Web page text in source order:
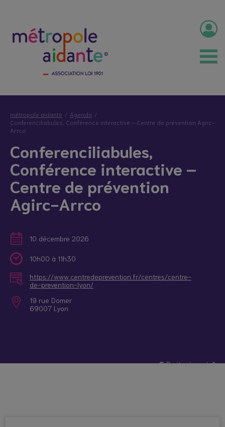
métropole aidante
Agenda
Conferenciliabules, Conférence interactive – Centre de prévention Agirc-
Arrco
Conferenciliabules,
Conférence interactive –
Centre de prévention
Agirc-Arrco
10 décembre 2026
10h00 à 11h30
https://www.centredeprevention.fr/centres/centre-
de-prevention-lyon/
19 rue Domer
69007 Lyon
© Droits réservés*